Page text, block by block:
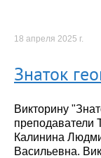
18 апреля 2025 г.
Знаток
Викторину
преподаватели
Калинина
Васильевна.